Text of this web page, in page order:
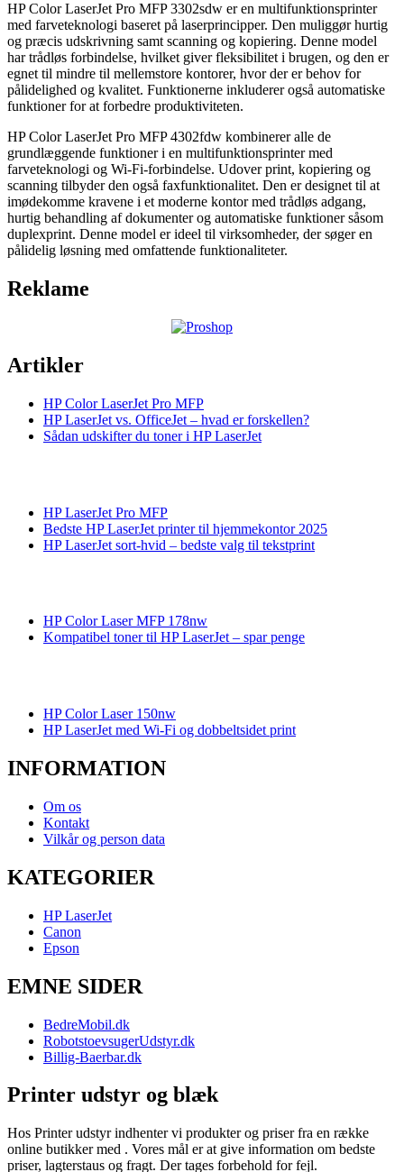
HP Color LaserJet Pro MFP 3302sdw er en multifunktionsprinter
med farveteknologi baseret på laserprincipper. Den muliggør hurtig
og præcis udskrivning samt scanning og kopiering. Denne model
har trådløs forbindelse, hvilket giver fleksibilitet i brugen, og den er
egnet til mindre til mellemstore kontorer, hvor der er behov for
pålidelighed og kvalitet. Funktionerne inkluderer også automatiske
funktioner for at forbedre produktiviteten.
HP Color LaserJet Pro MFP 4302fdw kombinerer alle de
grundlæggende funktioner i en multifunktionsprinter med
farveteknologi og Wi-Fi-forbindelse. Udover print, kopiering og
scanning tilbyder den også faxfunktionalitet. Den er designet til at
imødekomme kravene i et moderne kontor med trådløs adgang,
hurtig behandling af dokumenter og automatiske funktioner såsom
duplexprint. Denne model er ideel til virksomheder, der søger en
pålidelig løsning med omfattende funktionaliteter.
Reklame
Artikler
HP Color LaserJet Pro MFP
HP LaserJet vs. OfficeJet – hvad er forskellen?
Sådan udskifter du toner i HP LaserJet
HP LaserJet Pro MFP
Bedste HP LaserJet printer til hjemmekontor 2025
HP LaserJet sort-hvid – bedste valg til tekstprint
HP Color Laser MFP 178nw
Kompatibel toner til HP LaserJet – spar penge
HP Color Laser 150nw
HP LaserJet med Wi-Fi og dobbeltsidet print
INFORMATION
Om os
Kontakt
Vilkår og person data
KATEGORIER
HP LaserJet
Canon
Epson
EMNE SIDER
BedreMobil.dk
RobotstoevsugerUdstyr.dk
Billig-Baerbar.dk
Printer udstyr og blæk
Hos Printer udstyr indhenter vi produkter og priser fra en række
online butikker med . Vores mål er at give information om bedste
priser, lagterstaus og fragt. Der tages forbehold for fejl.